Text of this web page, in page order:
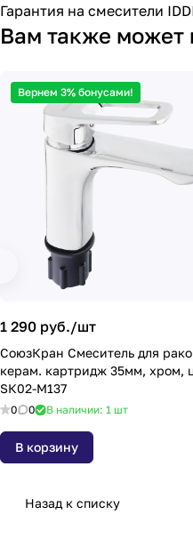
Гарантия на смесители
Вам также может
Вернем 3% бонусами!
1 290 руб./шт
СоюзКран Смеситель для
керам. картридж 35мм, хром,
SК02-M137
0 0 В наличии: 1 шт
В корзину
Назад к списку